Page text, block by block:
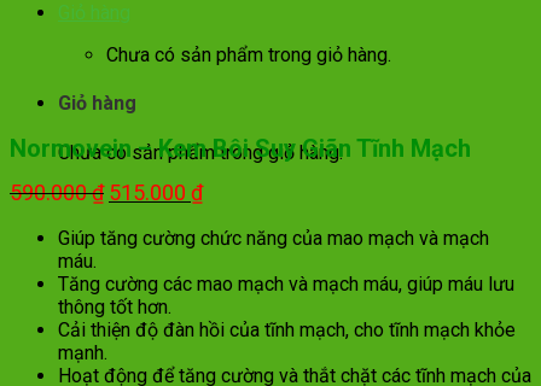
Giỏ hàng
Chưa có sản phẩm trong giỏ hàng.
Giỏ hàng
Chưa có sản phẩm trong giỏ hàng.
Normovein – Kem Bôi Suy Giãn Tĩnh Mạch
590.000₫ Giá
là:
515.000 ₫Giá
tại
515.000 ₫.
Giúp tăng cường chức năng của mao mạch và mạch
máu.
Tăng cường các mao mạch và mạch máu, giúp máu lưu
thông tốt hơn.
Cải thiện độ đàn hồi của tĩnh mạch, cho tĩnh mạch khỏe
mạnh.
Hoạt động để tăng cường và thắt chặt các tĩnh mạch của